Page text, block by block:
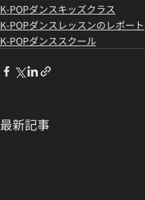
K-POPダンスキッズクラス
K-POPダンスレッスンのレポート
K-POPダンススクール
最新記事